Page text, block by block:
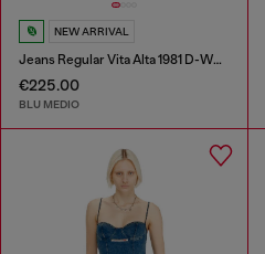
NEW ARRIVAL
Jeans Regular Vita Alta 1981 D-Went
€225.00
BLU MEDIO